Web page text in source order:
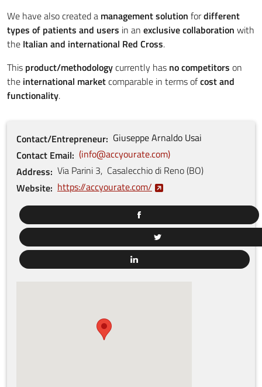
We have also created a management solution fordifferent
types of patients and users in an exclusive collaboration with
the Italian and international Red Cross.
This product/methodologycurrently has no competitors on
the international marketcomparable in terms ofcost and
functionality.
Contact/Entrepreneur Giuseppe Arnaldo Usai
Contact Email
info@accyourate.com
Address Via Parini 3, Casalecchio di Reno(BO)
Website https://accyourate.com/